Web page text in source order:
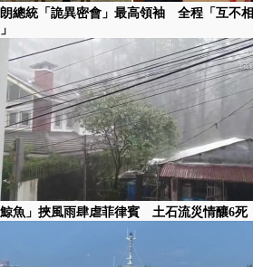
總統「詭異密會」最高領袖 全程「互不相
鯨魚」挾風雨肆虐菲律賓 土石流災情釀6死